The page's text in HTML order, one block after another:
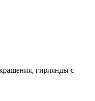
гирлянды с